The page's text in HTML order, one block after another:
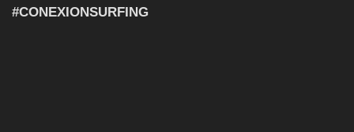
#CONEXIONSURFING